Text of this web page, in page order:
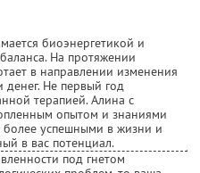
биоэнергетикой и
На протяжении
в направлении изменения
денег. Не первый год
терапией. Алина с
опытом и знаниями
более успешными в жизни и
в вас потенциал.
под гнетом